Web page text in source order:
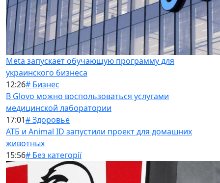
Meta запускает обучающую программу для
украинского бизнеса
12:26# Бизнес
В Glovo можно воспользоваться услугами
медицинской лаборатории
17:01# Здоровье
АТБ и Animal ID запустили проект для домашних
животных
15:56# Без категорії